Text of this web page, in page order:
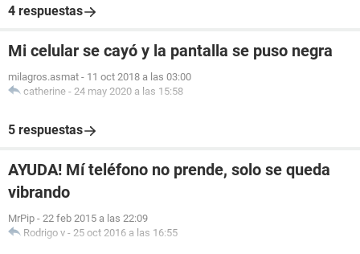
4 respuestas
Mi celular se cayó y la pantalla se puso negra
milagros.asmat - 11 oct 2018 a las 03:00
catherine - 24 may 2020 a las 15:58
5 respuestas
AYUDA! Mí teléfono no prende, solo se queda
vibrando
MrPip - 22 feb 2015 a las 22:09
Rodrigo v - 25 oct 2016 a las 16:55